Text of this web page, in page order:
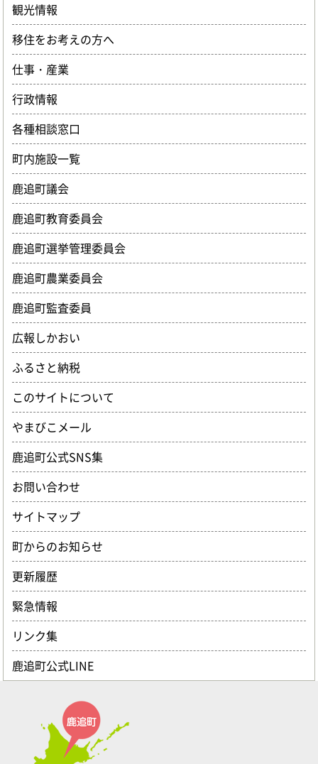
観光情報
移住をお考えの方へ
仕事・産業
行政情報
各種相談窓口
町内施設一覧
鹿追町議会
鹿追町教育委員会
鹿追町選挙管理委員会
鹿追町農業委員会
鹿追町監査委員
広報しかおい
ふるさと納税
このサイトについて
やまびこメール
鹿追町公式SNS集
お問い合わせ
サイトマップ
町からのお知らせ
更新履歴
緊急情報
リンク集
鹿追町公式LINE